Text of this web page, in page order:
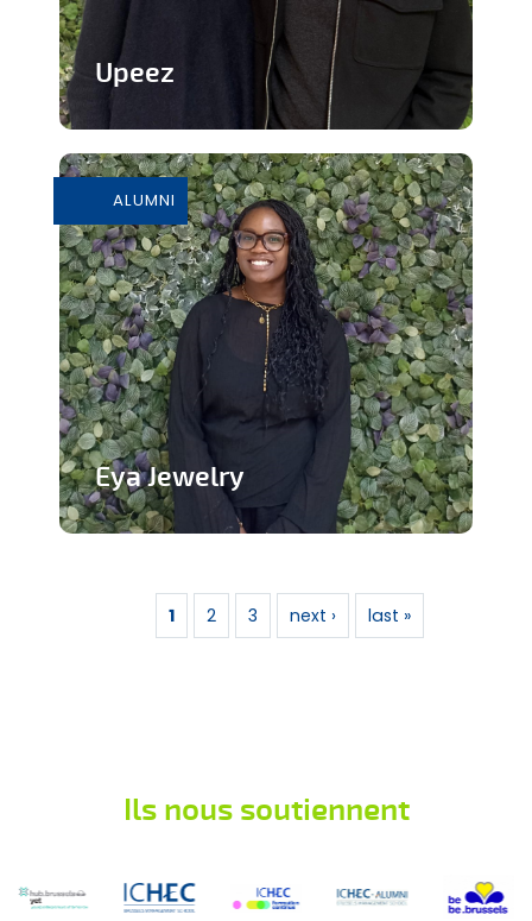
Upeez
grillons
En savoir plus
ALUMNI
Eya Jewelry
En savoir plus
1 2 3 next › last »
Ils nous soutiennent